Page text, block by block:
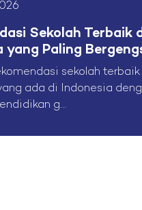
Sekolah Terbaik
yang Paling
sekolah terbaik
ada di Indonesia
g...